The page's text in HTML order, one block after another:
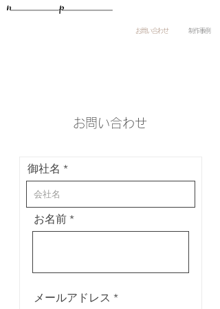
お問い合わせ 制作事例
お問い合わせ
御社名
お名前
メールアドレス